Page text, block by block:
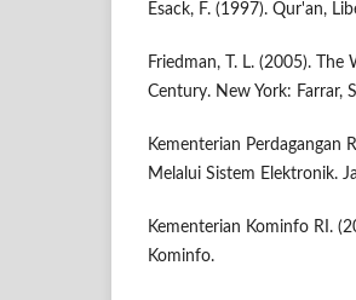
Esack, F. (1997). Qur'an,
Friedman, T. L. (2005).
Century. New York: Farrar,
Kementerian Perdagangan
Melalui Sistem Elektronik.
Kementerian Kominfo RI.
Kominfo.